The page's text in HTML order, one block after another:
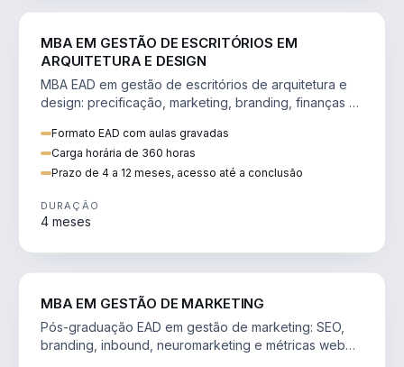
MBA EM GESTÃO DE ESCRITÓRIOS EM
ARQUITETURA E DESIGN
MBA EAD em gestão de escritórios de arquitetura e
design: precificação, marketing, branding, finanças e
Formato EAD com aulas gravadas
Carga horária de 360 horas
Prazo de 4 a 12 meses, acesso até a conclusão
DURAÇÃO
4 meses
MBA EM GESTÃO DE MARKETING
Pós-graduação EAD em gestão de marketing: SEO,
branding, inbound, neuromarketing e métricas web